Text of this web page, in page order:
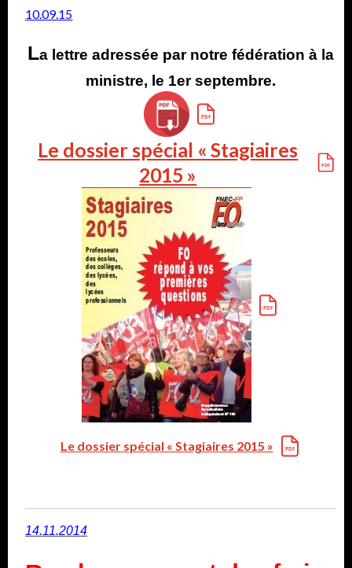
10.09.15
La lettre adressée par notre fédération à la
ministre, le 1er septembre.
Le dossier spécial « Stagiaires
2015 »
Le dossier spécial « Stagiaires 2015 »
14.11.2014